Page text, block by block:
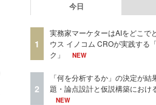
今日
1
実務家マーケターはAIをどこで
ウス イノコム CROが実践する
ク」
NEW
2
「何を分析するか」の決定が結
題・論点設計と仮説構築におけ
NEW